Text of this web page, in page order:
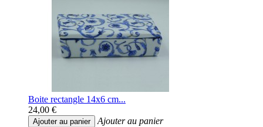
Boite rectangle 14x6 cm...
24,00 €
Ajouter au panier
Ajouter au panier